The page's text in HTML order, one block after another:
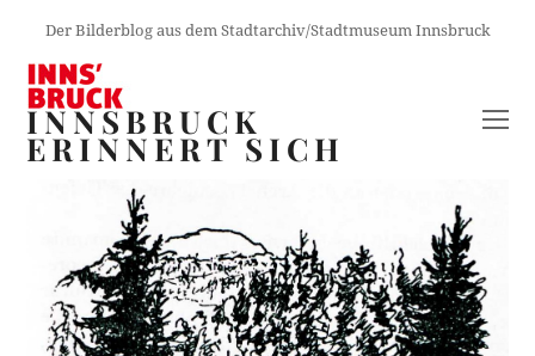
Der Bilderblog aus dem Stadtarchiv/Stadtmuseum Innsbruck
INNSBRUCK
ERINNERT SICH